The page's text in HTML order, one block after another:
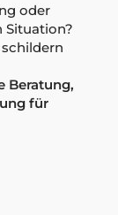
oder
Situation?
Beratung,
für